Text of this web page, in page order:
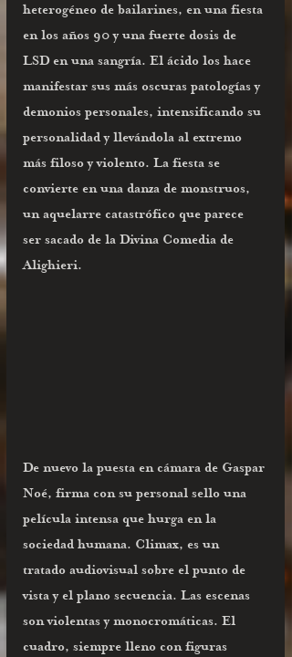
heterogéneo de bailarines, en una fiesta
en los años 90 y una fuerte dosis de
LSD en una sangría. El ácido los hace
manifestar sus más oscuras patologías y
demonios personales, intensificando su
personalidad y llevándola al extremo
más filoso y violento. La fiesta se
convierte en una danza de monstruos,
un aquelarre catastrófico que parece
ser sacado de la Divina Comedia de
Alighieri.
De nuevo la puesta en cámara de Gaspar
Noé, firma con su personal sello una
película intensa que hurga en la
sociedad humana. Climax, es un
tratado audiovisual sobre el punto de
vista y el plano secuencia. Las escenas
son violentas y monocromáticas. El
cuadro, siempre lleno con figuras